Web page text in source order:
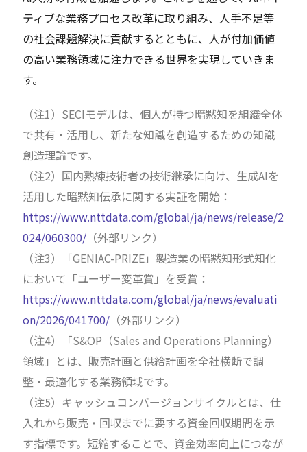
ティブな業務プロセス改革に取り組み、人手不足等
の社会課題解決に貢献するとともに、人が付加価値
の高い業務領域に注力できる世界を実現していきま
す。
（注1）SECIモデルは、個人が持つ暗黙知を組織全体
で共有・活用し、新たな知識を創造するための知識
創造理論です。
（注2）国内熟練技術者の技術継承に向け、生成AIを
活用した暗黙知伝承に関する実証を開始：
https://www.nttdata.com/global/ja/news/release/2
024/060300/ （外部リンク）
（注3）「GENIAC-PRIZE」製造業の暗黙知形式知化
において「ユーザー変革賞」を受賞：
https://www.nttdata.com/global/ja/news/evaluati
on/2026/041700/ （外部リンク）
（注4）「S&OP（Sales and Operations Planning）
領域」とは、販売計画と供給計画を全社横断で調
整・最適化する業務領域です。
（注5）キャッシュコンバージョンサイクルとは、仕
入れから販売・回収までに要する資金回収期間を示
す指標です。短縮することで、資金効率向上につなが